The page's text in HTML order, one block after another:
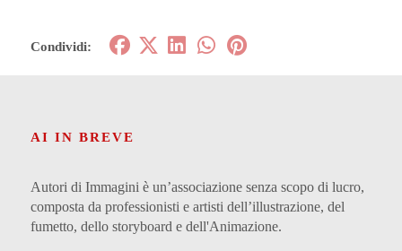
Condividi:
AI IN BREVE
Autori di Immagini è un’associazione senza scopo di lucro,
composta da professionisti e artisti dell’illustrazione, del
fumetto, dello storyboard e dell'Animazione.